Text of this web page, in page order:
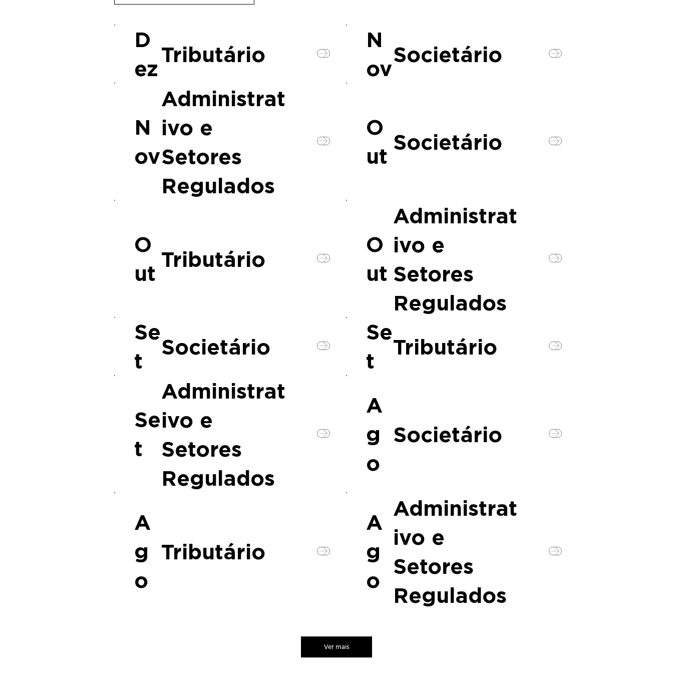
D
ez
Tributário
N
ov
Societário
N
ov
Administrat
ivo e
Setores
Regulados
O
ut
Societário
O
ut
Tributário
O
ut
Administrat
ivo e
Setores
Regulados
Se
t
Societário
Se
t
Tributário
Se
t
Administrat
ivo e
Setores
Regulados
A
g
o
Societário
A
g
o
Tributário
A
g
o
Administrat
ivo e
Setores
Regulados
Ver mais